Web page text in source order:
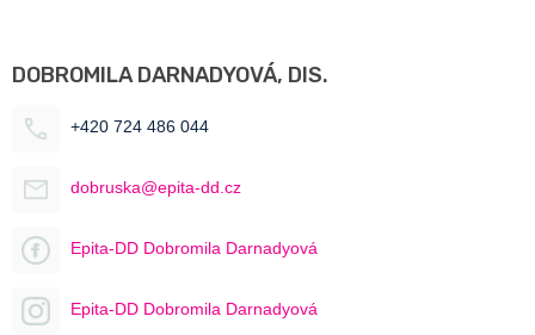
DOBROMILA DARNADYOVÁ, DIS.
+420 724 486 044
dobruska@epita-dd.cz
Epita-DD Dobromila Darnadyová
Epita-DD Dobromila Darnadyová